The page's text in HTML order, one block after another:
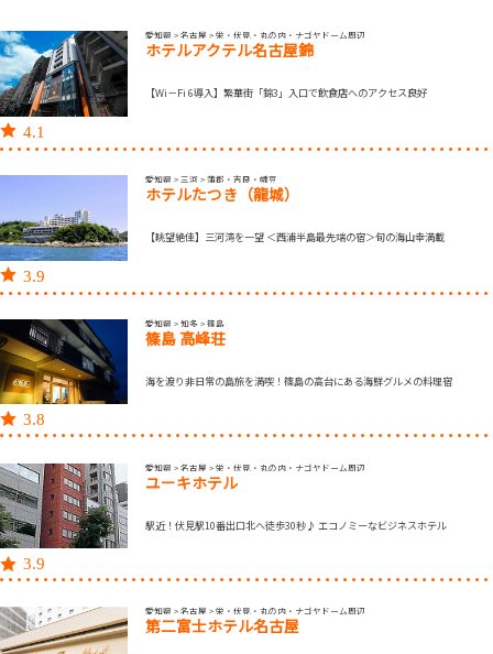
4.1
愛知県 > 名古屋 > 栄・伏見・丸の内・ナゴヤドーム周辺
ホテルアクテル名古屋錦
【Wi－Fi 6導入】繁華街「錦3」入口で飲食店へのアクセス良好
3.9
愛知県 > 三河 > 蒲郡・吉良・幡豆
ホテルたつき（龍城）
【眺望絶佳】三河湾を一望 ＜西浦半島最先端の宿＞旬の海山幸満載
3.8
愛知県 > 知多 > 篠島
篠島 高峰荘
海を渡り非日常の島旅を満喫！篠島の高台にある海鮮グルメの料理宿
3.9
愛知県 > 名古屋 > 栄・伏見・丸の内・ナゴヤドーム周辺
ユーキホテル
駅近！伏見駅10番出口北へ徒歩30秒♪ エコノミーなビジネスホテル
愛知県 > 名古屋 > 栄・伏見・丸の内・ナゴヤドーム周辺
第二富士ホテル名古屋